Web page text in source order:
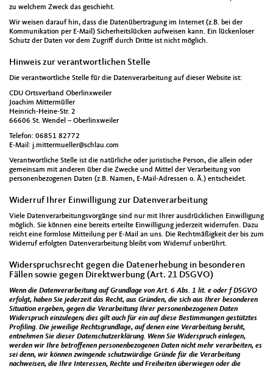
zu welchem Zweck das geschieht.
Wir weisen darauf hin, dass die Datenübertragung im Internet (z.B. bei der
Kommunikation per E-Mail) Sicherheitslücken aufweisen kann. Ein lückenloser
Schutz der Daten vor dem Zugriff durch Dritte ist nicht möglich.
Hinweis zur verantwortlichen Stelle
Die verantwortliche Stelle für die Datenverarbeitung auf dieser Website ist:
CDU Ortsverband Oberlinxweiler
Joachim Mittermüller
Heinrich-Heine-Str. 2
66606 St. Wendel – Oberlinxweiler
Telefon: 06851 82772
E-Mail: j.mittermueller@schlau.com
Verantwortliche Stelle ist die natürliche oder juristische Person, die allein oder
gemeinsam mit anderen über die Zwecke und Mittel der Verarbeitung von
personenbezogenen Daten (z.B. Namen, E-Mail-Adressen o. Ä.) entscheidet.
Widerruf Ihrer Einwilligung zur Datenverarbeitung
Viele Datenverarbeitungsvorgänge sind nur mit Ihrer ausdrücklichen Einwilligung
möglich. Sie können eine bereits erteilte Einwilligung jederzeit widerrufen. Dazu
reicht eine formlose Mitteilung per E-Mail an uns. Die Rechtmäßigkeit der bis zum
Widerruf erfolgten Datenverarbeitung bleibt vom Widerruf unberührt.
Widerspruchsrecht gegen die Datenerhebung in besonderen
Fällen sowie gegen Direktwerbung (Art. 21 DSGVO)
Wenn die Datenverarbeitung auf Grundlage von Art. 6 Abs. 1 lit. e oder f DSGVO
erfolgt, haben Sie jederzeit das Recht, aus Gründen, die sich aus Ihrer besonderen
Situation ergeben, gegen die Verarbeitung Ihrer personenbezogenen Daten
Widerspruch einzulegen; dies gilt auch für ein auf diese Bestimmungen gestütztes
Profiling. Die jeweilige Rechtsgrundlage, auf denen eine Verarbeitung beruht,
entnehmen Sie dieser Datenschutzerklärung. Wenn Sie Widerspruch einlegen,
werden wir Ihre betroffenen personenbezogenen Daten nicht mehr verarbeiten, es
sei denn, wir können zwingende schutzwürdige Gründe für die Verarbeitung
nachweisen, die Ihre Interessen, Rechte und Freiheiten überwiegen oder die